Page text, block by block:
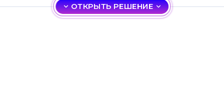
ОТКРЫТЬ РЕШЕНИЕ